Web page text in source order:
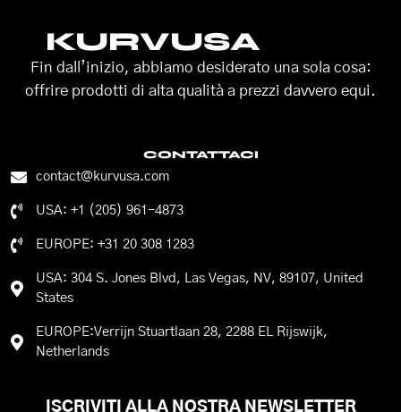
KURVUSA
Fin dall’inizio, abbiamo desiderato una sola cosa:
offrire prodotti di alta qualità a prezzi davvero equi.
CONTATTACI
contact@kurvusa.com
USA: +1 (205) 961-4873
EUROPE: +31 20 308 1283
USA: 304 S. Jones Blvd, Las Vegas, NV, 89107, United
States
EUROPE:Verrijn Stuartlaan 28, 2288 EL Rijswijk,
Netherlands
ISCRIVITI ALLA NOSTRA NEWSLETTER